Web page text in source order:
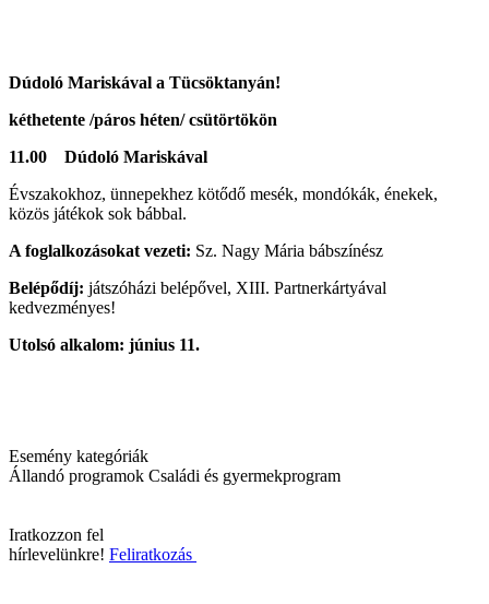
Dúdoló Mariskával a Tücsöktanyán!
kéthetente /páros héten/ csütörtökön
11.00 Dúdoló Mariskával
Évszakokhoz, ünnepekhez kötődő mesék, mondókák, énekek,
közös játékok sok bábbal.
A foglalkozásokat vezeti: Sz. Nagy Mária bábszínész
Belépődíj: játszóházi belépővel, XIII. Partnerkártyával
kedvezményes!
Utolsó alkalom: június 11.
Esemény kategóriák
Állandó programok Családi és gyermekprogram
Iratkozzon fel
hírlevelünkre! Feliratkozás